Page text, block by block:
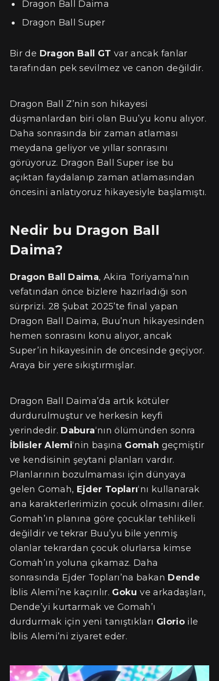
Dragon Ball Daima
Dragon Ball Super
Bir de Dragon Ball GT var ancak fanlar
tarafından pek sevilmez ve canon değildir.
Dragon Ball Z’nin son hikayesi
düşmanlardan biri olan Buu’yu konu alıyor.
Daha sonrasında bir zaman atlaması
meydana geliyor ve yıllar sonrasını
görüyoruz. Dragon Ball Super ise bu
açıktan faydalanıp zaman atlamasından
öncesini anlatıyoruz hikayesiyle başlamıştı.
Nedir bu Dragon Ball
Daima?
Dragon Ball Daima, Akira Toriyama’nın
vefatından önce bizlere hazırladığı son
sürprizi. 28 Şubat 2025’te final yapan
Dragon Ball Daima, Buu’nun hikayesinden
hemen sonrasını konu alıyor, ancak
Super’in hikayesinin de öncesinde geçiyor.
Araya bir yere sıkıştırmışlar.
Dragon Ball Daima’da artık kötüler
durdurulmuştur ve herkesin keyfi
yerindedir. Dabura‘nın ölümünden sonra
İblisler Alemi‘nin başına Gomah geçmiştir
ve kendisinin şeytani planları vardır.
Planlarının bozulmaması için dünyaya
gelen Gomah, Ejder Topları‘nı kullanarak
ana karakterlerimizin çocuk olmasını diler.
Gomah’ın planına göre çocuklar tehlikeli
değildir ve tekrar Buu’yu bile yenmiş
olanlar tekrardan çocuk olurlarsa kimse
Gomah’ın yoluna çıkamaz. Daha
sonrasında Ejder Topları’na bakan Dende
İblis Alemi’ne kaçırılır. Goku ve arkadaşları,
Dende’yi kurtarmak ve Gomah’ı
durdurmak için yeni tanıştıkları Glorio ile
İblis Alemi’ni ziyaret eder.